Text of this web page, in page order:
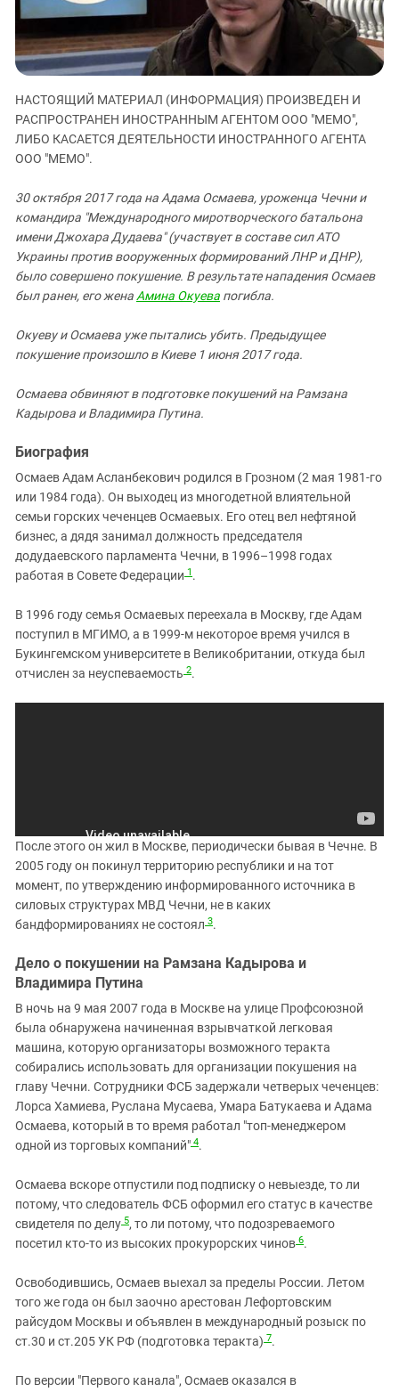
ЗАСТАВЛЯЕТ
КАВКАЗ ЗА ПАЛЕСТИНУ
ИНАКОМЫСЛИЕ В ЧЕЧНЕ
ПРЕСЛЕДОВАНИЕ АКТИВИСТОВ
МОБИЛИЗАЦИЯ И ПРОТЕСТЫ
Дагестан
Ингушетия
Кабардино-Балкария
Калмыкия
Карачаево-Черкесия
Краснодарский край
Российская Федерация
Ростовская область
Северная Осетия - Алания
СКФО
Чечня
Южный Кавказ
НАСТОЯЩИЙ МАТЕРИАЛ (ИНФОРМАЦИЯ) ПРОИЗВЕДЕН И
РАСПРОСТРАНЕН ИНОСТРАННЫМ АГЕНТОМ ООО "МЕМО",
ЛИБО КАСАЕТСЯ ДЕЯТЕЛЬНОСТИ ИНОСТРАННОГО АГЕНТА
ООО "МЕМО".
30 октября 2017 года на Адама Осмаева, уроженца Чечни и
командира "Международного миротворческого батальона
имени Джохара Дудаева" (участвует в составе сил АТО
Украины против вооруженных формирований ЛНР и ДНР),
было совершено покушение. В результате нападения Осмаев
был ранен, его женаАмина Окуева погибла.
Окуеву и Осмаева уже пытались убить. Предыдущее
покушение произошло в Киеве 1 июня 2017 года.
Осмаева обвиняют в подготовке покушений на Рамзана
Кадырова и Владимира Путина.
Биография
Осмаев Адам Асланбекович родился в Грозном (2 мая 1981-го
или 1984 года). Он выходец из многодетной влиятельной
семьи горских чеченцев Осмаевых. Его отец вел нефтяной
бизнес, а дядя занимал должность председателя
додудаевского парламента Чечни, в 1996–1998 годах
работая в Совете Федерации 1 .
В 1996 году семья Осмаевых переехала в Москву, где Адам
поступил в МГИМО, а в 1999-м некоторое время учился в
Букингемском университете в Великобритании, откуда был
отчислен за неуспеваемость 2.
После этого он жил в Москве, периодически бывая в Чечне. В
2005 году он покинул территорию республики и на тот
момент, по утверждению информированного источника в
силовых структурах МВД Чечни, не в каких
бандформированиях не состоял 3.
Дело о покушении на Рамзана Кадырова и
Владимира Путина
В ночь на 9 мая 2007 года в Москве на улице Профсоюзной
была обнаружена начиненная взрывчаткой легковая
машина, которую организаторы возможного теракта
собирались использовать для организации покушения на
главу Чечни. Сотрудники ФСБ задержали четверых чеченцев:
Лорса Хамиева, Руслана Мусаева, Умара Батукаева и Адама
Осмаева, который в то время работал "топ-менеджером
одной из торговых компаний" 4.
Осмаева вскоре отпустили под подписку о невыезде, то ли
потому, что следователь ФСБ оформил его статус в качестве
свидетеля по делу 5, то ли потому, что подозреваемого
посетил кто-то из высоких прокурорских чинов 6.
Освободившись, Осмаев выехал за пределы России. Летом
того же года он был заочно арестован Лефортовским
райсудом Москвы и объявлен в международный розыск по
ст.30 и ст.205 УК РФ (подготовка теракта) 7.
По версии "Первого канала", Осмаев оказался в